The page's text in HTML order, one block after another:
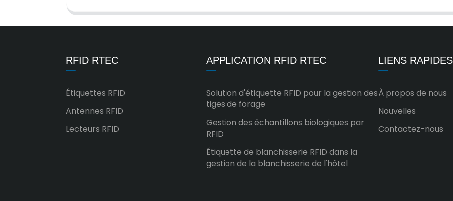
RFID RTEC
Étiquettes RFID
Antennes RFID
Lecteurs RFID
APPLICATION RFID RTEC
Solution d'étiquette RFID pour la gestion des
tiges de forage
Gestion des échantillons biologiques par
RFID
Étiquette de blanchisserie RFID dans la
gestion de la blanchisserie de l'hôtel
LIENS RAPIDES
À propos de nous
Nouvelles
Contactez-nous